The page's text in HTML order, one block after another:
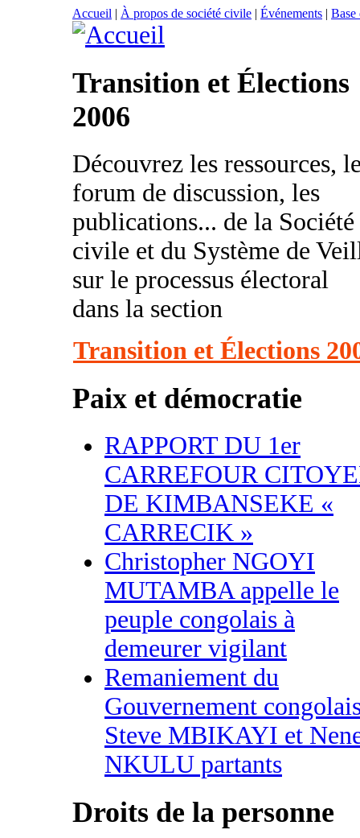
Accueil | À propos de société civile | Événements | Base
Transition et Élections
2006
Découvrez les ressources,
forum de discussion, les
publications... de la Société
civile et du Système de
sur le processus électoral
dans la section
Transition et Élections
Paix et démocratie
RAPPORT DU 1er
CARREFOUR
DE KIMBANSEKE «
CARRECIK »
Christopher NGOYI
MUTAMBA appelle le
peuple congolais à
demeurer vigilant
Remaniement du
Gouvernement
Steve MBIKAYI et
NKULU partants
Droits de la personne